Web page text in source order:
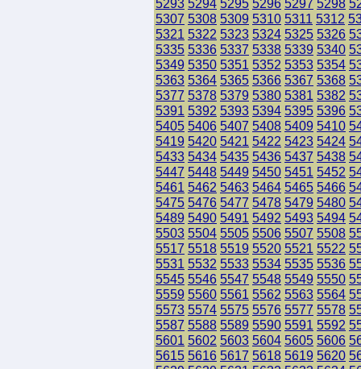
5293 5294 5295 5296 5297 5298
5307 5308 5309 5310 5311 5312
5321 5322 5323 5324 5325 5326
5335 5336 5337 5338 5339 5340
5349 5350 5351 5352 5353 5354
5363 5364 5365 5366 5367 5368
5377 5378 5379 5380 5381 5382
5391 5392 5393 5394 5395 5396
5405 5406 5407 5408 5409 5410
5419 5420 5421 5422 5423 5424
5433 5434 5435 5436 5437 5438
5447 5448 5449 5450 5451 5452
5461 5462 5463 5464 5465 5466
5475 5476 5477 5478 5479 5480
5489 5490 5491 5492 5493 5494
5503 5504 5505 5506 5507 5508
5517 5518 5519 5520 5521 5522
5531 5532 5533 5534 5535 5536
5545 5546 5547 5548 5549 5550
5559 5560 5561 5562 5563 5564
5573 5574 5575 5576 5577 5578
5587 5588 5589 5590 5591 5592
5601 5602 5603 5604 5605 5606
5615 5616 5617 5618 5619 5620